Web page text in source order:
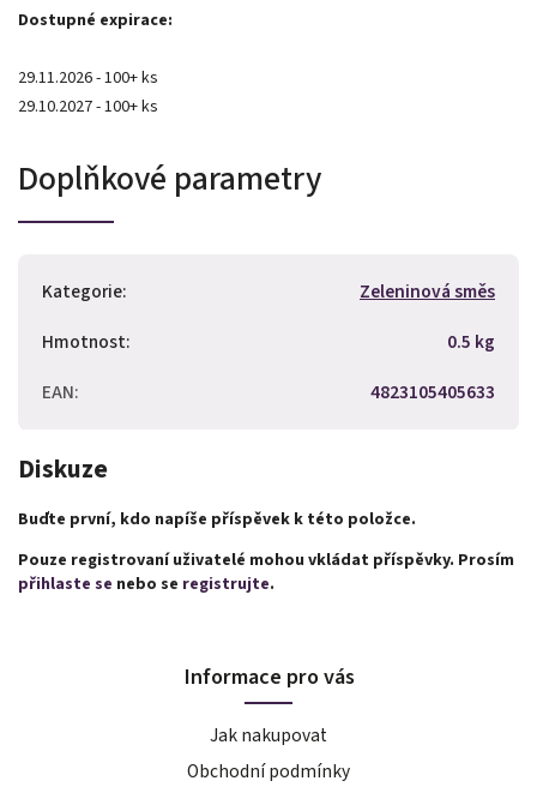
Dostupné expirace:
29.11.2026 - 100+ ks
29.10.2027 - 100+ ks
Doplňkové parametry
Kategorie:
Zeleninová směs
Hmotnost:
0.5 kg
EAN: 4823105405633
Diskuze
Buďte první, kdo napíše příspěvek k této položce.
Pouze registrovaní uživatelé mohou vkládat příspěvky. Prosím
přihlaste se nebo se registrujte.
Informace pro vás
Jak nakupovat
Obchodní podmínky